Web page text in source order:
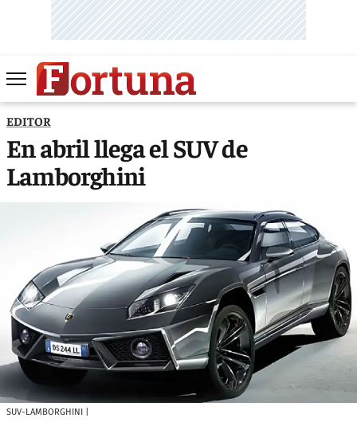
EDITOR
En abril llega el SUV de
Lamborghini
SUV-LAMBORGHINI